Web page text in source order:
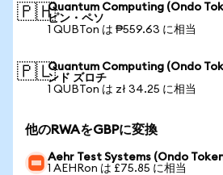
🇵🇭Quantum Computing (Ondo
ピン・ペソ
1 QUBTon は ₱559.63 に相当
🇵🇱Quantum Computing (Ondo
ンド ズロチ
1 QUBTon は zł 34.25 に相当
他のRWAをGBPに変換
Aehr Test Systems (Ondo
1 AEHRon は £75.85 に相当